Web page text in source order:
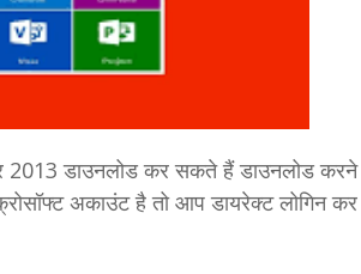
2013 डाउनलोड कर सकते हैं डाउनलोड
अकाउंट है तो आप डायरेक्ट लोगिन